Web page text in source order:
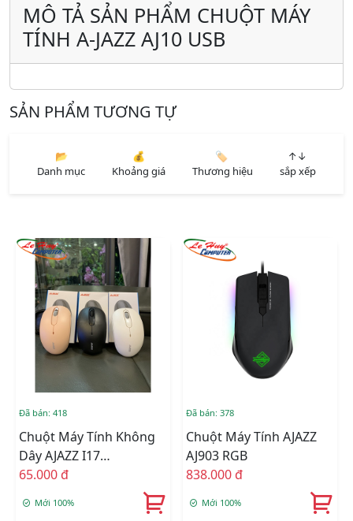
MÔ TẢ SẢN PHẨM CHUỘT MÁY
TÍNH A-JAZZ AJ10 USB
SẢN PHẨM TƯƠNG TỰ
📂
Danh mục
💰
Khoảng giá
🏷️
Thương hiệu
↑↓
sắp xếp
Đã bán: 418
Chuột Máy Tính Không
Dây AJAZZ I17
Đen/Trắng/Hồng
65.000 đ
Mới 100%
Đã bán: 378
Chuột Máy Tính AJAZZ
AJ903 RGB
838.000 đ
Mới 100%